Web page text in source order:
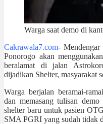
Warga saat demo di
Cakrawala7.com- Mendengar
Ponorogo akan
beralamat di jalan
dijadikan Shelter, masyarakat
Warga berjalan beramai-
dan memasang tulisan demo
shelter baru untuk pasien
SMA PGRI yang sudah tidak